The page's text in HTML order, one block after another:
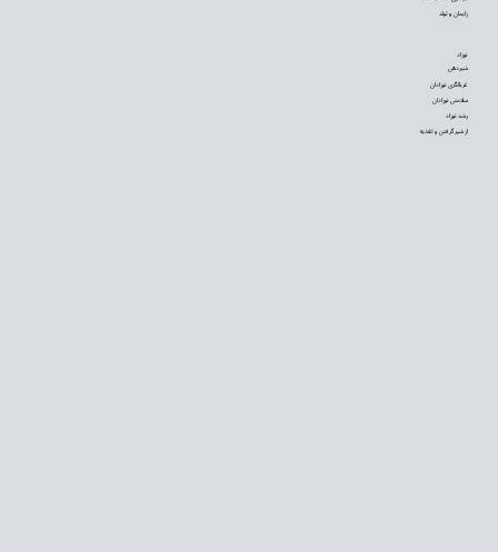
نوزاد
شیردهی
غربالگری نوزادان
سلامتی نوزادان
رشد نوزاد
از شیر گرفتن و تغذیه
زایمان و تولد